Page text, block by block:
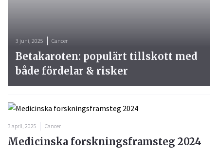
3 juni, 2025 Cancer
Betakaroten: populärt tillskott med
både fördelar & risker
3 april, 2025 Cancer
Medicinska forskningsframsteg 2024